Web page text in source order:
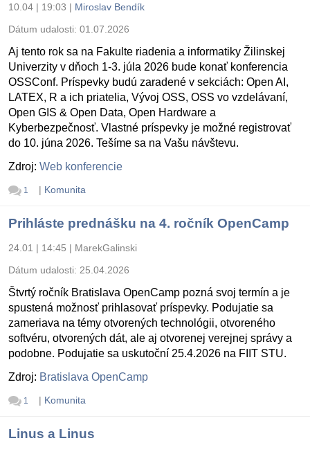
10.04 | 19:03 | Miroslav Bendík
Dátum udalosti: 01.07.2026
Aj tento rok sa na Fakulte riadenia a informatiky Žilinskej
Univerzity v dňoch 1-3. júla 2026 bude konať konferencia
OSSConf. Príspevky budú zaradené v sekciách: Open AI,
LATEX, R a ich priatelia, Vývoj OSS, OSS vo vzdelávaní,
Open GIS & Open Data, Open Hardware a
Kyberbezpečnosť. Vlastné príspevky je možné registrovať
do 10. júna 2026. Tešíme sa na Vašu návštevu.
Zdroj: Web konferencie
1 | Komunita
Prihláste prednášku na 4. ročník OpenCamp
24.01 | 14:45 | MarekGalinski
Dátum udalosti: 25.04.2026
Štvrtý ročník Bratislava OpenCamp pozná svoj termín a je
spustená možnosť prihlasovať príspevky. Podujatie sa
zameriava na témy otvorených technológii, otvoreného
softvéru, otvorených dát, ale aj otvorenej verejnej správy a
podobne. Podujatie sa uskutoční 25.4.2026 na FIIT STU.
Zdroj: Bratislava OpenCamp
1 | Komunita
Linus a Linus